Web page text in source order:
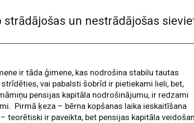
un nestrādājošas
ir tāda ģimene, kas nodrošina stabilu tautas
vai pabalsti šobrīd ir pietiekami lieli, bet,
pensijas kapitāla nodrošinājumu, ir redzami
Pirmā ķeza – bērna kopšanas laika ieskaitīšana
teorētiski ir paveikta, bet pensijas kapitāla